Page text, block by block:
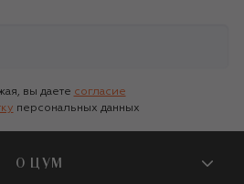
вы даете согласие
персональных данных
О ЦУМ